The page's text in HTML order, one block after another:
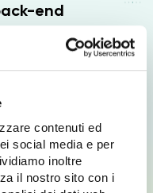
contenuti ed
social media e per
inoltre
il nostro sito con i
end
back-endè
concentrati su: